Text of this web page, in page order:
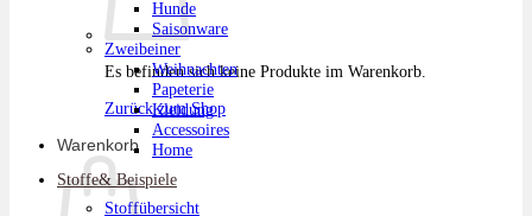
Es befinden sich keine Produkte im Warenkorb.
Zurück zum Shop
Warenkorb
Hunde
Saisonware
Zweibeiner
Weihnachten
Papeterie
Kleidung
Accessoires
Home
Stoffe& Beispiele
Stoffübersicht